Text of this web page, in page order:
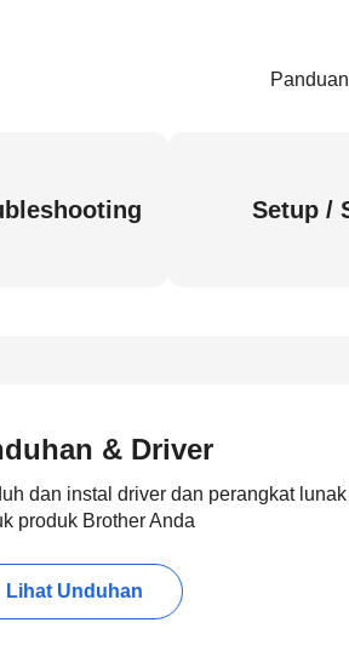
Setup /
& Driver
dan instal driver dan perangkat
produk Brother Anda
Lihat Unduhan